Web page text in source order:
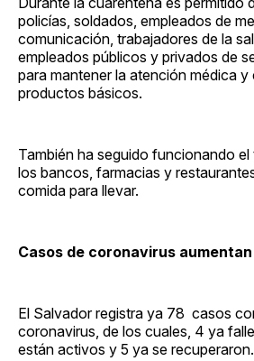
policías, soldados, empleados de
comunicación, trabajadores de la
empleados públicos y privados de
para mantener la atención médica
productos básicos.
También ha seguido funcionando el
los bancos, farmacias y
comida para llevar.
Casos de coronavirus aumentan
El Salvador registra ya 78 casos
coronavirus, de los cuales, 4 ya
están activos y 5 ya se recuperaron.